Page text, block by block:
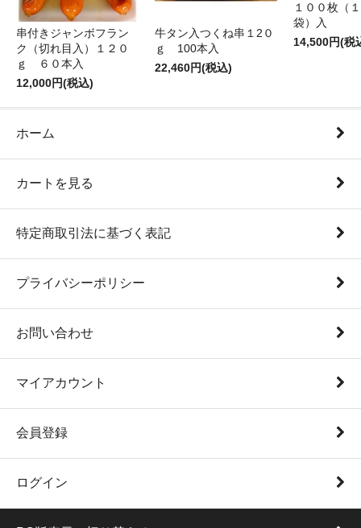
串付きジャンボフラン
ク（切れ目入）１２０
ｇ ６０本入
12,000円(税込)
牛タン入つくね串１2０
ｇ 100本入
22,460円(税込)
１００枚（
袋）入
14,500円(税
ホーム
カートを見る
特定商取引法に基づく表記
プライバシーポリシー
お問い合わせ
マイアカウント
会員登録
ログイン